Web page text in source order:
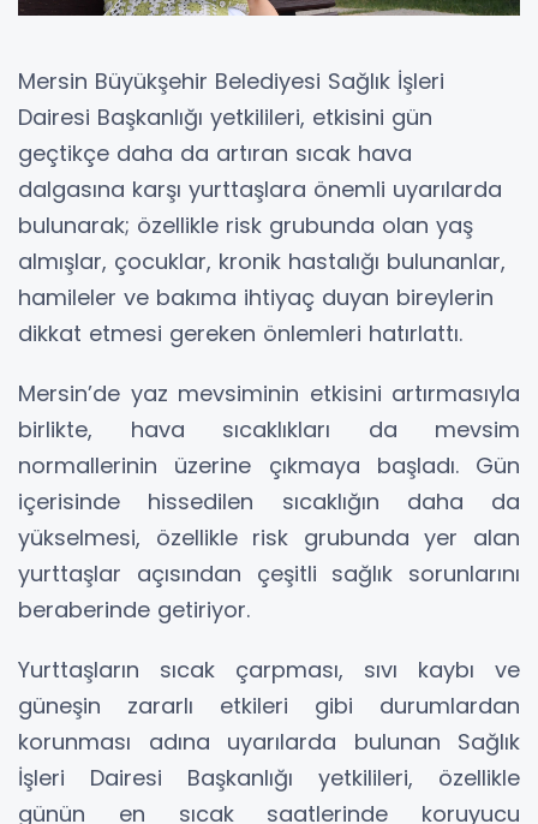
Mersin Büyükşehir Belediyesi Sağlık İşleri
Dairesi Başkanlığı yetkilileri, etkisini gün
geçtikçe daha da artıran sıcak hava
dalgasına karşı yurttaşlara önemli uyarılarda
bulunarak; özellikle risk grubunda olan yaş
almışlar, çocuklar, kronik hastalığı bulunanlar,
hamileler ve bakıma ihtiyaç duyan bireylerin
dikkat etmesi gereken önlemleri hatırlattı.
Mersin’de yaz mevsiminin etkisini artırmasıyla
birlikte, hava sıcaklıkları da mevsim
normallerinin üzerine çıkmaya başladı. Gün
içerisinde hissedilen sıcaklığın daha da
yükselmesi, özellikle risk grubunda yer alan
yurttaşlar açısından çeşitli sağlık sorunlarını
beraberinde getiriyor.
Yurttaşların sıcak çarpması, sıvı kaybı ve
güneşin zararlı etkileri gibi durumlardan
korunması adına uyarılarda bulunan Sağlık
İşleri Dairesi Başkanlığı yetkilileri, özellikle
günün en sıcak saatlerinde koruyucu